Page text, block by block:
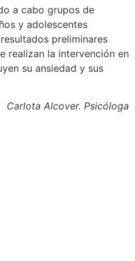
a cabo grupos de
y adolescentes
preliminares
realizan la intervención en
su ansiedad y sus
Carlota Alcover. Psicóloga